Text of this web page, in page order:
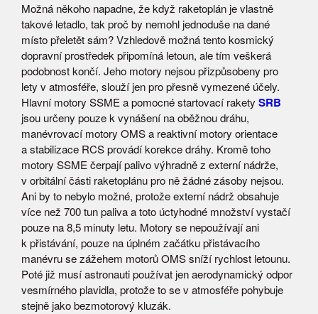
Možná někoho napadne, že když raketoplán je vlastně
takové letadlo, tak proč by nemohl jednoduše na dané
místo přeletět sám? Vzhledově možná tento kosmický
dopravní prostředek připomíná letoun, ale tím veškerá
podobnost končí. Jeho motory nejsou přizpůsobeny pro
lety v atmosféře, slouží jen pro přesně vymezené účely.
Hlavní motory SSME a pomocné startovací rakety SRB
jsou určeny pouze k vynášení na oběžnou dráhu,
manévrovací motory OMS a reaktivní motory orientace
a stabilizace RCS provádí korekce dráhy. Kromě toho
motory SSME čerpají palivo výhradně z externí nádrže,
v orbitální části raketoplánu pro ně žádné zásoby nejsou.
Ani by to nebylo možné, protože externí nádrž obsahuje
více než 700 tun paliva a toto úctyhodné množství vystačí
pouze na 8,5 minuty letu. Motory se nepoužívají ani
k přistávání, pouze na úplném začátku přistávacího
manévru se zážehem motorů OMS sníží rychlost letounu.
Poté již musí astronauti používat jen aerodynamický odpor
vesmírného plavidla, protože to se v atmosféře pohybuje
stejně jako bezmotorový kluzák.